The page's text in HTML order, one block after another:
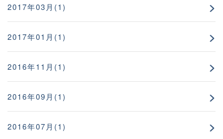
2017年03月(1)
2017年01月(1)
2016年11月(1)
2016年09月(1)
2016年07月(1)